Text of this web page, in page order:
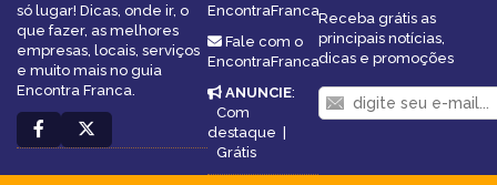
só lugar! Dicas, onde ir, o
que fazer, as melhores
empresas, locais, serviços
e muito mais no guia
Encontra Franca.
EncontraFranca
Fale com o
EncontraFranca
ANUNCIE:
Com
destaque |
Grátis
Receba grátis as
principais notícias,
dicas e promoções